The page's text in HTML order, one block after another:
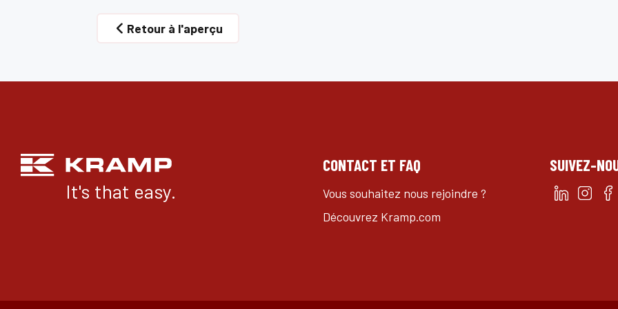
Retour à l'aperçu
It's that easy.
CONTACT ET FAQ
Vous souhaitez nous rejoindre ?
Découvrez Kramp.com
SUIVEZ-